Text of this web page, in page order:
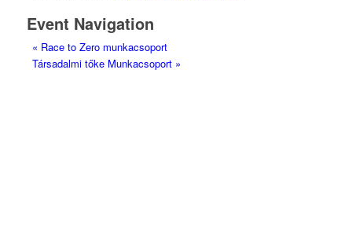
Event Navigation
« Race to Zero munkacsoport
Társadalmi tőke Munkacsoport »